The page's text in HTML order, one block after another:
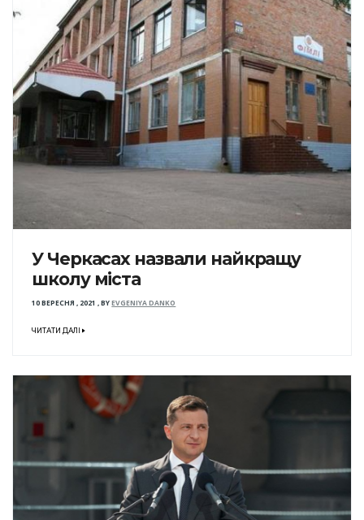
У Черкасах назвали найкращу
школу міста
10 ВЕРЕСНЯ , 2021 ,BYEVGENIYA DANKO
ЧИТАТИ ДАЛІ